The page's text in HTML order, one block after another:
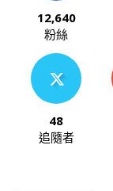
12,640
粉絲
48
追隨者